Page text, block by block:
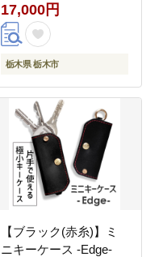
17,000円
栃木県 栃木市
【ブラック(赤糸)】ミ
ニキーケース -Edge-